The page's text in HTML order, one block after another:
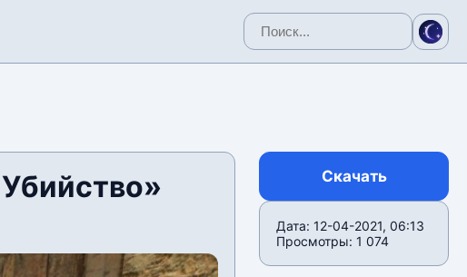
Скачать
Дата: 12-04-2021, 06:13
Просмотры: 1 074